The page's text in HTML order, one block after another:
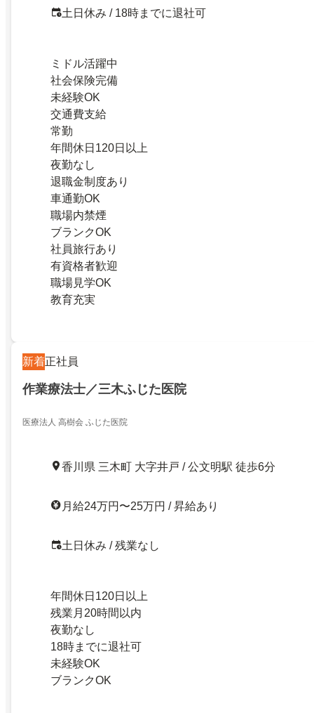
土日休み / 18時までに退社可
ミドル活躍中
社会保険完備
未経験OK
交通費支給
常勤
年間休日120日以上
夜勤なし
退職金制度あり
車通勤OK
職場内禁煙
ブランクOK
社員旅行あり
有資格者歓迎
職場見学OK
教育充実
新着正社員
作業療法士／三木ふじた医院
医療法人 高樹会 ふじた医院
香川県 三木町 大字井戸 / 公文明駅 徒歩6分
月給24万円〜25万円 / 昇給あり
土日休み / 残業なし
年間休日120日以上
残業月20時間以内
夜勤なし
18時までに退社可
未経験OK
ブランクOK